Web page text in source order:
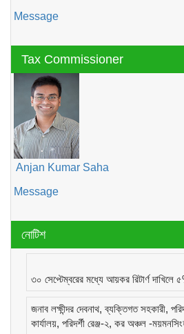
Message
Tax Commissioner
Anjan Kumar Saha
Message
নোটিশ
৩০ সেপ্টেম্বরের মধ্যে আয়কর রিটার্ণ দাখিলে
জনাব লক্ষীন্দর দেবনাথ, ব্যক্তিগত সহকারী,
কার্যালয়, পরিদর্শী রেঞ্জ-২, কর অঞ্চল -